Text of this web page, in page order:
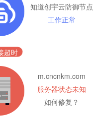
知道创宇云防御节点
工作正常
超时
m.cncnkm.com
服务器状态未知
如何修复？